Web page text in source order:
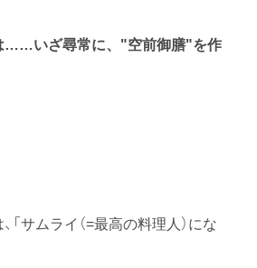
……いざ尋常に、"空前御膳"を作
「サムライ（=最高の料理人）にな